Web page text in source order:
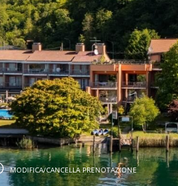
MODIFICA/CANCELLA PRENOTAZIONE